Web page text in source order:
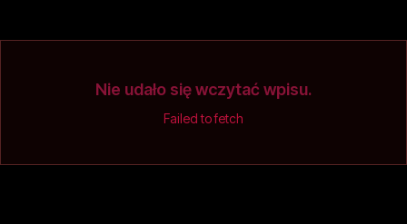
Nie udało się wczytać wpisu.
Failed to fetch